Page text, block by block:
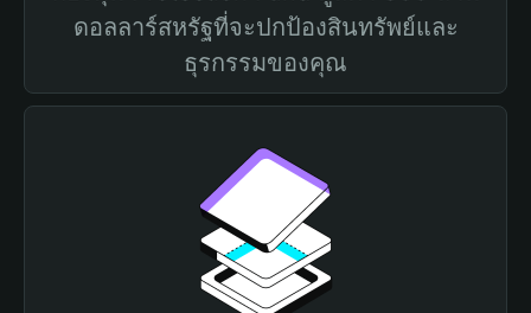
ดอลลาร์สหรัฐที่จะปกป้องสินทรัพย์และ
ธุรกรรมของคุณ